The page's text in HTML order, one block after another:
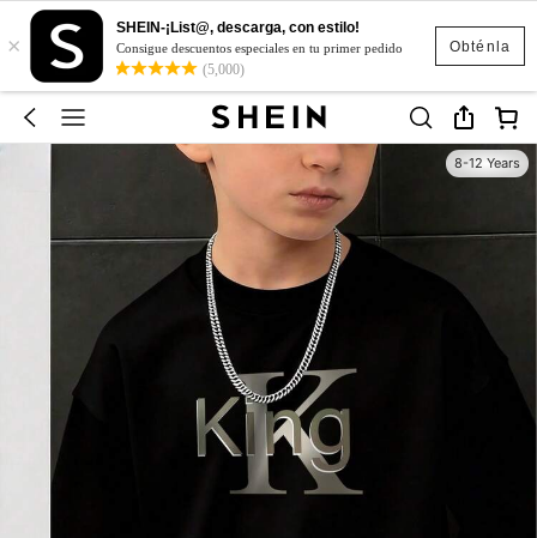
Obténla
×
SHEIN-¡List@, descarga, con estilo!
Consigue descuentos especiales en tu primer pedido
(5,000)
8-12 Years